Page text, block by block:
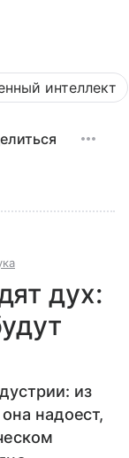
интеллект
дух:
из
надоест,